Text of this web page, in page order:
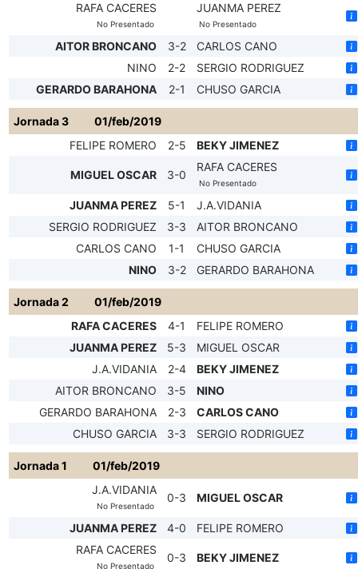
RAFA CACERES
No Presentado
JUANMA PEREZ
No Presentado
AITOR BRONCANO 3-2
CARLOS CANO
NINO
2-2
SERGIO RODRIGUEZ
GERARDO BARAHONA
2-1 CHUSO GARCIA
Jornada 3
01/feb/2019
FELIPE ROMERO
2-5 BEKY JIMENEZ
MIGUEL OSCAR 3-0
RAFA CACERES
No Presentado
JUANMA PEREZ 5-1
J.A.VIDANIA
SERGIO RODRIGUEZ
3-3
AITOR BRONCANO
CARLOS CANO
1-1
CHUSO GARCIA
NINO
3-2 GERARDO BARAHONA
Jornada 2
01/feb/2019
RAFA CACERES
4-1
FELIPE ROMERO
JUANMA PEREZ
5-3
MIGUEL OSCAR
J.A.VIDANIA
2-4
BEKY JIMENEZ
AITOR BRONCANO
3-5
NINO
GERARDO BARAHONA
2-3
CARLOS CANO
CHUSO GARCIA
3-3 SERGIO RODRIGUEZ
Jornada 1
01/feb/2019
J.A.VIDANIA
No Presentado
0-3 MIGUEL OSCAR
JUANMA PEREZ 4-0
FELIPE ROMERO
RAFA CACERES
No Presentado
0-3 BEKY JIMENEZ